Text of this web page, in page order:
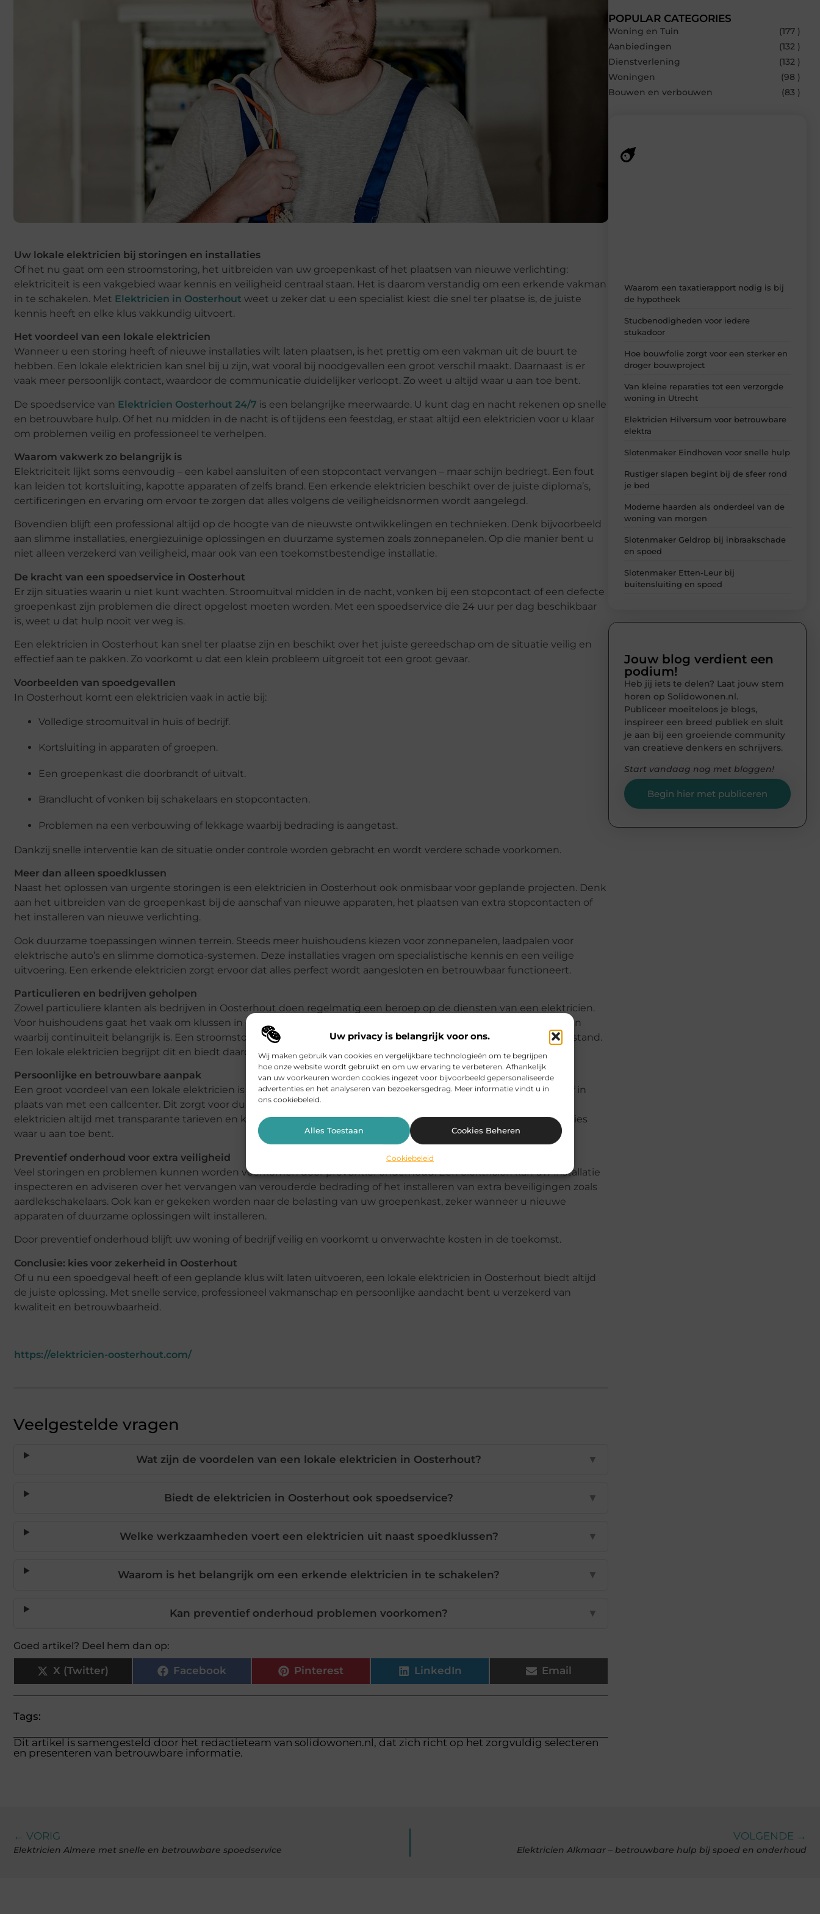
Uw privacy is belangrijk voor ons.
Wij maken gebruik van cookies en vergelijkbare technologieën om te begrijpen
hoe onze website wordt gebruikt en om uw ervaring te verbeteren. Afhankelijk
van uw voorkeuren worden cookies ingezet voor bijvoorbeeld gepersonaliseerde
advertenties en het analyseren van bezoekersgedrag. Meer informatie vindt u in
ons cookiebeleid.
Alles Toestaan Cookies Beheren
Cookiebeleid
Uw lokale elektricien bij storingen en installaties
Of het nu gaat om een stroomstoring, het uitbreiden van uw groepenkast of het plaatsen van nieuwe verlichting:
elektriciteit is een vakgebied waar kennis en veiligheid centraal staan. Het is daarom verstandig om een erkende vakman
in te schakelen. Met Elektricien in Oosterhout weet u zeker dat u een specialist kiest die snel ter plaatse is, de juiste
kennis heeft en elke klus vakkundig uitvoert.
Het voordeel van een lokale elektricien
Wanneer u een storing heeft of nieuwe installaties wilt laten plaatsen, is het prettig om een vakman uit de buurt te
hebben. Een lokale elektricien kan snel bij u zijn, wat vooral bij noodgevallen een groot verschil maakt. Daarnaast is er
vaak meer persoonlijk contact, waardoor de communicatie duidelijker verloopt. Zo weet u altijd waar u aan toe bent.
De spoedservice van Elektricien Oosterhout 24/7 is een belangrijke meerwaarde. U kunt dag en nacht rekenen op snelle
en betrouwbare hulp. Of het nu midden in de nacht is of tijdens een feestdag, er staat altijd een elektricien voor u klaar
om problemen veilig en professioneel te verhelpen.
Waarom vakwerk zo belangrijk is
Elektriciteit lijkt soms eenvoudig – een kabel aansluiten of een stopcontact vervangen – maar schijn bedriegt. Een fout
kan leiden tot kortsluiting, kapotte apparaten of zelfs brand. Een erkende elektricien beschikt over de juiste diploma’s,
certificeringen en ervaring om ervoor te zorgen dat alles volgens de veiligheidsnormen wordt aangelegd.
Bovendien blijft een professional altijd op de hoogte van de nieuwste ontwikkelingen en technieken. Denk bijvoorbeeld
aan slimme installaties, energiezuinige oplossingen en duurzame systemen zoals zonnepanelen. Op die manier bent u
niet alleen verzekerd van veiligheid, maar ook van een toekomstbestendige installatie.
De kracht van een spoedservice in Oosterhout
Er zijn situaties waarin u niet kunt wachten. Stroomuitval midden in de nacht, vonken bij een stopcontact of een defecte
groepenkast zijn problemen die direct opgelost moeten worden. Met een spoedservice die 24 uur per dag beschikbaar
is, weet u dat hulp nooit ver weg is.
Een elektricien in Oosterhout kan snel ter plaatse zijn en beschikt over het juiste gereedschap om de situatie veilig en
effectief aan te pakken. Zo voorkomt u dat een klein probleem uitgroeit tot een groot gevaar.
Voorbeelden van spoedgevallen
In Oosterhout komt een elektricien vaak in actie bij:
Volledige stroomuitval in huis of bedrijf.
Kortsluiting in apparaten of groepen.
Een groepenkast die doorbrandt of uitvalt.
Brandlucht of vonken bij schakelaars en stopcontacten.
Problemen na een verbouwing of lekkage waarbij bedrading is aangetast.
Dankzij snelle interventie kan de situatie onder controle worden gebracht en wordt verdere schade voorkomen.
Meer dan alleen spoedklussen
Naast het oplossen van urgente storingen is een elektricien in Oosterhout ook onmisbaar voor geplande projecten. Denk
aan het uitbreiden van de groepenkast bij de aanschaf van nieuwe apparaten, het plaatsen van extra stopcontacten of
het installeren van nieuwe verlichting.
Ook duurzame toepassingen winnen terrein. Steeds meer huishoudens kiezen voor zonnepanelen, laadpalen voor
elektrische auto’s en slimme domotica-systemen. Deze installaties vragen om specialistische kennis en een veilige
uitvoering. Een erkende elektricien zorgt ervoor dat alles perfect wordt aangesloten en betrouwbaar functioneert.
Particulieren en bedrijven geholpen
Zowel particuliere klanten als bedrijven in Oosterhout doen regelmatig een beroep op de diensten van een elektricien.
Voor huishoudens gaat het vaak om klussen in en rond de woning, terwijl bedrijven vaak grotere installaties hebben
waarbij continuïteit belangrijk is. Een stroomstoring op de werkvloer kan immers leiden tot productieverlies en stilstand.
Een lokale elektricien begrijpt dit en biedt daarom snelle, betrouwbare service op maat.
Persoonlijke en betrouwbare aanpak
Een groot voordeel van een lokale elektricien is het persoonlijke contact. U spreekt vaak direct met de vakman zelf in
plaats van met een callcenter. Dit zorgt voor duidelijke afspraken en korte lijnen. Bovendien werkt een erkende
elektricien altijd met transparante tarieven en krijgt u garantie op de uitgevoerde werkzaamheden. Zo weet u precies
waar u aan toe bent.
Preventief onderhoud voor extra veiligheid
Veel storingen en problemen kunnen worden voorkomen door preventief onderhoud. Een elektricien kan uw installatie
inspecteren en adviseren over het vervangen van verouderde bedrading of het installeren van extra beveiligingen zoals
aardlekschakelaars. Ook kan er gekeken worden naar de belasting van uw groepenkast, zeker wanneer u nieuwe
apparaten of duurzame oplossingen wilt installeren.
Door preventief onderhoud blijft uw woning of bedrijf veilig en voorkomt u onverwachte kosten in de toekomst.
Conclusie: kies voor zekerheid in Oosterhout
Of u nu een spoedgeval heeft of een geplande klus wilt laten uitvoeren, een lokale elektricien in Oosterhout biedt altijd
de juiste oplossing. Met snelle service, professioneel vakmanschap en persoonlijke aandacht bent u verzekerd van
kwaliteit en betrouwbaarheid.
https://elektricien-oosterhout.com/
Veelgestelde vragen
Wat zijn de voordelen van een lokale elektricien in Oosterhout? ▼
Biedt de elektricien in Oosterhout ook spoedservice? ▼
Welke werkzaamheden voert een elektricien uit naast spoedklussen? ▼
Waarom is het belangrijk om een erkende elektricien in te schakelen? ▼
Kan preventief onderhoud problemen voorkomen? ▼
Goed artikel? Deel hem dan op:
X (Twitter) Facebook Pinterest LinkedIn Email
Tags:
Dit artikel is samengesteld door het redactieteam van solidowonen.nl, dat zich richt op het zorgvuldig selecteren
en presenteren van betrouwbare informatie.
POPULAR CATEGORIES
Woning en Tuin
(177 )
Aanbiedingen
(132 )
Dienstverlening
(132 )
Woningen
(98 )
Bouwen en verbouwen
(83 )
Waarom een taxatierapport nodig is bij
de hypotheek
Stucbenodigheden voor iedere
stukadoor
Hoe bouwfolie zorgt voor een sterker en
droger bouwproject
Van kleine reparaties tot een verzorgde
woning in Utrecht
Elektricien Hilversum voor betrouwbare
elektra
Slotenmaker Eindhoven voor snelle hulp
Rustiger slapen begint bij de sfeer rond
je bed
Moderne haarden als onderdeel van de
woning van morgen
Slotenmaker Geldrop bij inbraakschade
en spoed
Slotenmaker Etten-Leur bij
buitensluiting en spoed
Jouw blog verdient een
podium!
Heb jij iets te delen? Laat jouw stem
horen op Solidowonen.nl.
Publiceer moeiteloos je blogs,
inspireer een breed publiek en sluit
je aan bij een groeiende community
van creatieve denkers en schrijvers.
Start vandaag nog met bloggen!
Begin hier met publiceren
← VORIG
Elektricien Almere met snelle en betrouwbare spoedservice
VOLGENDE →
Elektricien Alkmaar – betrouwbare hulp bij spoed en onderhoud